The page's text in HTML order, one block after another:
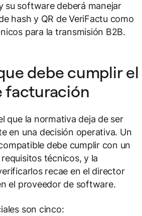
su software deberá manejar
hash y QR de VeriFactu como
para la transmisión B2B.
debe cumplir el
facturación
que la normativa deja de ser
en una decisión operativa. Un
debe cumplir con un
técnicos, y la
recae en el director
el proveedor de software.
son cinco: